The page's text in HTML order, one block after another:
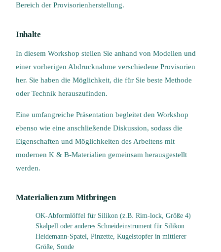
Bereich der Provisorienherstellung.
Inhalte
In diesem Workshop stellen Sie anhand von Modellen und
einer vorherigen Abdrucknahme verschiedene Provisorien
her. Sie haben die Möglichkeit, die für Sie beste Methode
oder Technik herauszufinden.
Eine umfangreiche Präsentation begleitet den Workshop
ebenso wie eine anschließende Diskussion, sodass die
Eigenschaften und Möglichkeiten des Arbeitens mit
modernen K & B-Materialien gemeinsam herausgestellt
werden.
Materialien zum Mitbringen
OK-Abformlöffel für Silikon (z.B. Rim-lock, Größe 4)
Skalpell oder anderes Schneideinstrument für Silikon
Heidemann-Spatel, Pinzette, Kugelstopfer in mittlerer
Größe, Sonde